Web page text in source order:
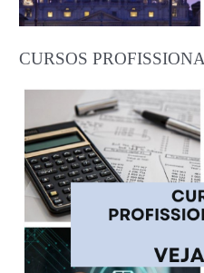
CURSOS